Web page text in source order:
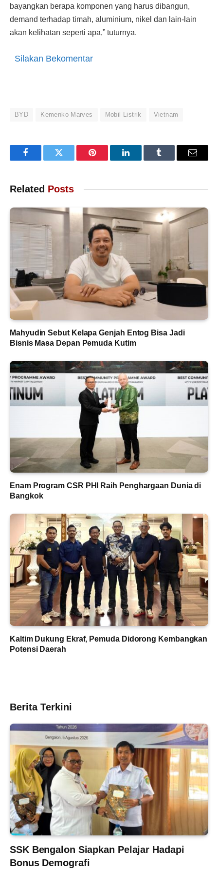
bayangkan berapa komponen yang harus dibangun,
demand terhadap timah, aluminium, nikel dan lain-lain
akan kelihatan seperti apa,” tuturnya.
Silakan Bekomentar
BYD Kemenko Marves Mobil Listrik Vietnam
FacebookTwitter Pinterest LinkedInTumblr Email
Related Posts
Mahyudin Sebut Kelapa Genjah Entog Bisa Jadi
Bisnis Masa Depan Pemuda Kutim
Enam Program CSR PHI Raih Penghargaan Dunia di
Bangkok
Kaltim Dukung Ekraf, Pemuda Didorong Kembangkan
Potensi Daerah
Berita Terkini
SSK Bengalon Siapkan Pelajar Hadapi
Bonus Demografi